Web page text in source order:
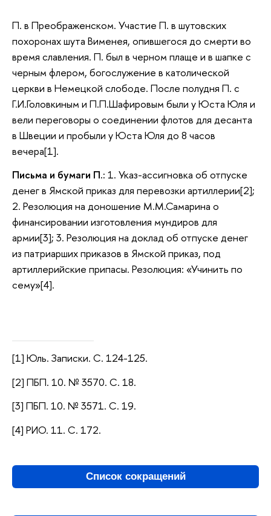
П. в Преображенском. Участие П. в шутовских
похоронах шута Вименея, опившегося до смерти во
время славления. П. был в черном плаще и в шапке с
черным флером, богослужение в католической
церкви в Немецкой слободе. После полудня П. с
Г.И.Головкиным и П.П.Шафировым были у Юста Юля и
вели переговоры о соединении флотов для десанта
в Швеции и пробыли у Юста Юля до 8 часов
вечера[1].
Письма и бумаги П.: 1. Указ-ассигновка об отпуске
денег в Ямской приказ для перевозки артиллерии[2];
2. Резолюция на доношение М.М.Самарина о
финансировании изготовления мундиров для
армии[3]; 3. Резолюция на доклад об отпуске денег
из патриарших приказов в Ямской приказ, под
артиллерийские припасы. Резолюция: «Учинить по
сему»[4].
[1] Юль. Записки. С. 124-125.
[2] ПБП. 10. № 3570. С. 18.
[3] ПБП. 10. № 3571. С. 19.
[4] РИО. 11. С. 172.
Список сокращений